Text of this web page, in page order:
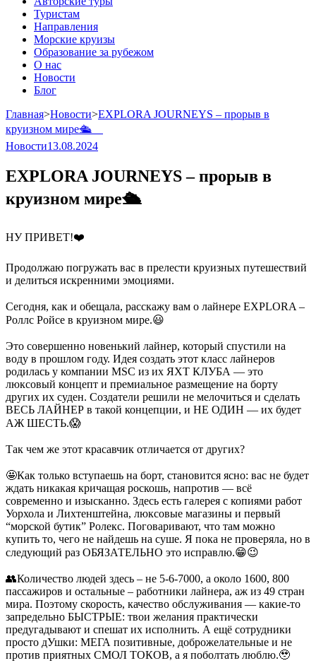
Туристам
Направления
Морские круизы
Образование за рубежом
О нас
Новости
Блог
Главная>Новости>EXPLORA JOURNEYS – прорыв в
круизном мире🛳️ ⠀
Новости13.08.2024
EXPLORA JOURNEYS – прорыв в
круизном мире🛳️ ⠀
НУ ПРИВЕТ!❤️
Продолжаю погружать вас в прелести круизных путешествий
и делиться искренними эмоциями.
Сегодня, как и обещала, расскажу вам о лайнере EXPLORA –
Роллс Ройсе в круизном мире.😃
Это совершенно новенький лайнер, который спустили на
воду в прошлом году. Идея создать этот класс лайнеров
родилась у компании MSC из их ЯХТ КЛУБА — это
люксовый концепт и премиальное размещение на борту
других их суден. Создатели решили не мелочиться и сделать
ВЕСЬ ЛАЙНЕР в такой концепции, и НЕ ОДИН — их будет
АЖ ШЕСТЬ.😱
Так чем же этот красавчик отличается от других?
🤩Как только вступаешь на борт, становится ясно: вас не будет
ждать никакая кричащая роскошь, напротив — всё
современно и изысканно. Здесь есть галерея с копиями работ
Уорхола и Лихтенштейна, люксовые магазины и первый
“морской бутик” Ролекс. Поговаривают, что там можно
купить то, чего не найдешь на суше. Я пока не проверяла, но в
следующий раз ОБЯЗАТЕЛЬНО это исправлю.😁😉
👥Количество людей здесь – не 5-6-7000, а около 1600, 800
пассажиров и остальные – работники лайнера, аж из 49 стран
мира. Поэтому скорость, качество обслуживания — какие-то
запредельно БЫСТРЫЕ: твои желания практически
предугадывают и спешат их исполнить. А ещё сотрудники
просто дУшки: МЕГА позитивные, доброжелательные и не
против приятных СМОЛ ТОКОВ, а я поболтать люблю.🥹